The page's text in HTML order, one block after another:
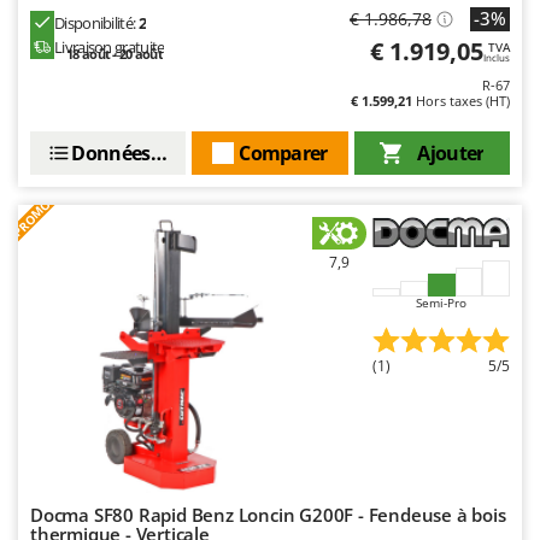
Stiga
Stocker
Tecla
Tellarini Pompe
Tineco
Titania
Tornado
Tre Spade
Trev - Abrek - TecnoVIR
Trotec
Disponibilité:2
Livraison gratuite
18 août - 20 août
€ 1.986,78 -3%
€ 1.919,05 TVA
Inclus
R-67
€ 1.599,21 Hors taxes (HT)
Ajouter
Comparer
Données techniques
PROMO
7,9
Semi-Pro
(1) 5/5
Docma SF80 Rapid Benz Loncin G200F - Fendeuse à bois
thermique - Verticale